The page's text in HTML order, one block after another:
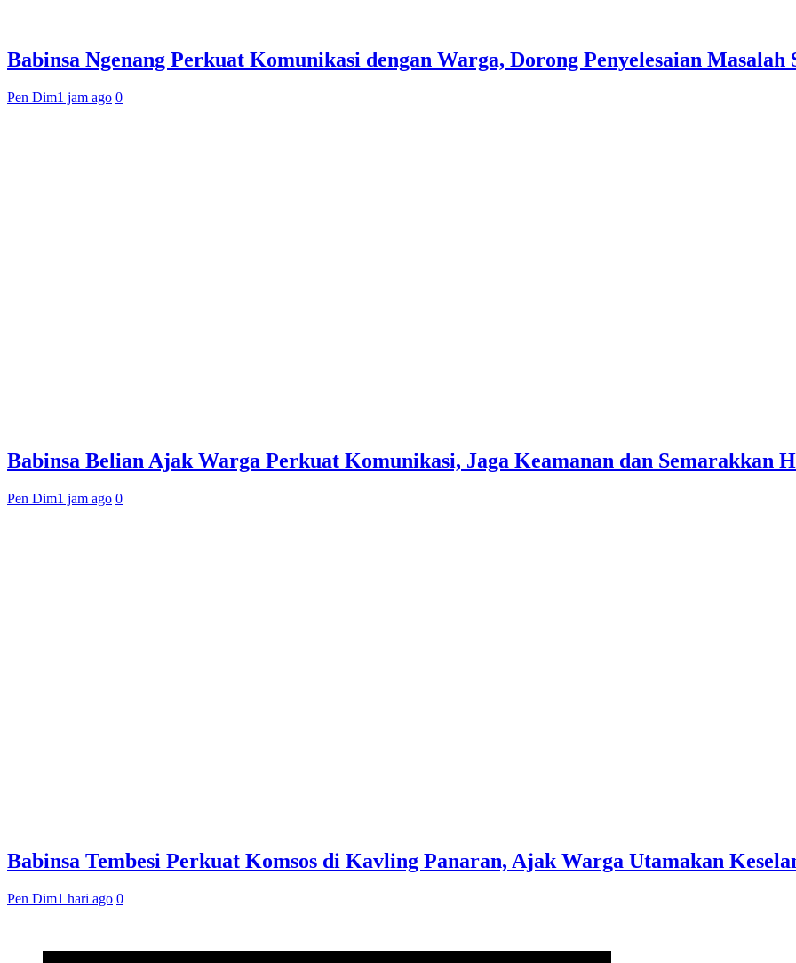
Babinsa Ngenang Perkuat Komunikasi dengan Warga, Dorong Penyelesaian Masalah
Pen Dim1 jam ago 0
Babinsa Belian Ajak Warga Perkuat Komunikasi, Jaga Keamanan dan Semarakkan
Pen Dim1 jam ago 0
Babinsa Tembesi Perkuat Komsos di Kavling Panaran, Ajak Warga Utamakan
Pen Dim1 hari ago 0